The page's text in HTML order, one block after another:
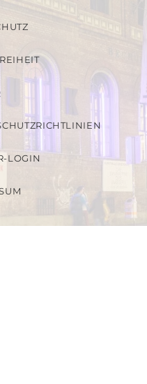
LOGIN